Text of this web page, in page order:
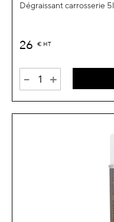
Dégraissant carrosserie 5l
26 € HT
- +